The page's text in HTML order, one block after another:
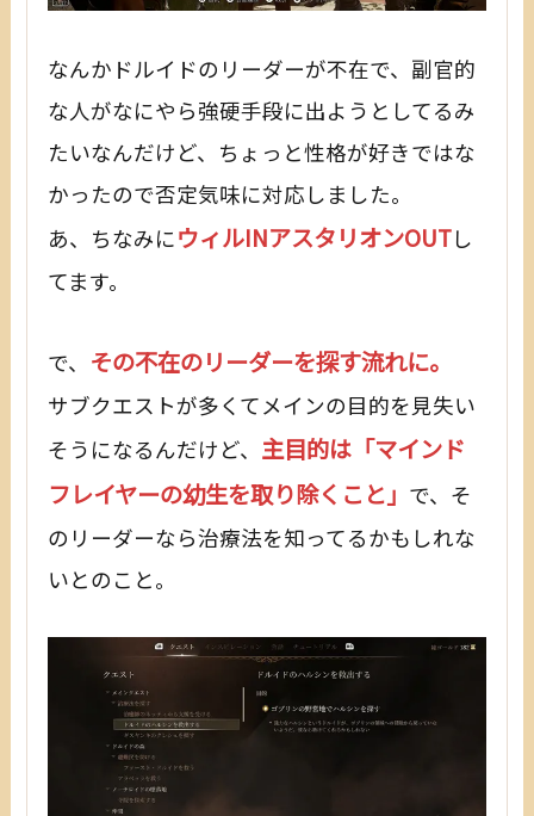
なんかドルイドのリーダーが不在で、副官的
な人がなにやら強硬手段に出ようとしてるみ
たいなんだけど、ちょっと性格が好きではな
かったので否定気味に対応しました。
あ、ちなみにウィルINアスタリオンOUTし
てます。
で、 その不在のリーダーを探す流れに。
サブクエストが多くてメインの目的を見失い
そうになるんだけど、 主目的は「マインド
フレイヤーの幼生を取り除くこと」 で、そ
のリーダーなら治療法を知ってるかもしれな
いとのこと。